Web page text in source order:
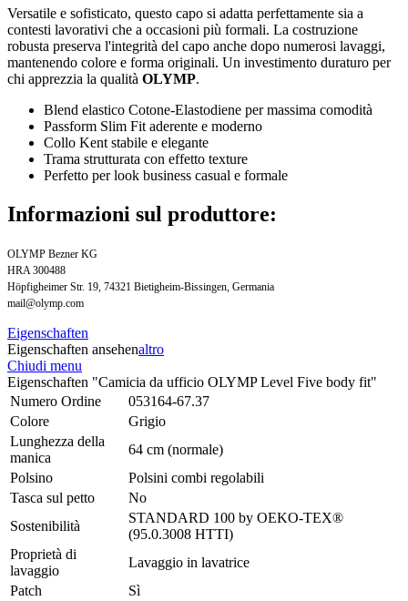
Versatile e sofisticato, questo capo si adatta perfettamente sia a
contesti lavorativi che a occasioni più formali. La costruzione
robusta preserva l'integrità del capo anche dopo numerosi lavaggi,
mantenendo colore e forma originali. Un investimento duraturo per
chi apprezzia la qualità OLYMP.
Blend elastico Cotone-Elastodiene per massima comodità
Passform Slim Fit aderente e moderno
Collo Kent stabile e elegante
Trama strutturata con effetto texture
Perfetto per look business casual e formale
Informazioni sul produttore:
OLYMP Bezner KG
HRA 300488
Höpfigheimer Str. 19, 74321 Bietigheim-Bissingen, Germania
mail@olymp.com
Eigenschaften
Eigenschaften ansehenaltro
Chiudi menu
Eigenschaften "Camicia da ufficio OLYMP Level Five body fit"
Numero Ordine
053164-67.37
Colore
Grigio
Lunghezza della
manica
64 cm (normale)
Polsino
Polsini combi regolabili
Tasca sul petto
No
Sostenibilità
STANDARD 100 by OEKO-TEX®
(95.0.3008 HTTI)
Proprietà di
lavaggio
Lavaggio in lavatrice
Patch
Sì